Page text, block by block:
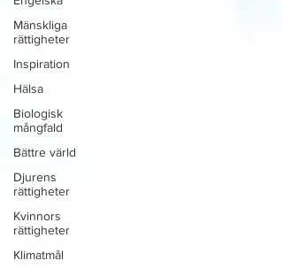
Mänskliga
rättigheter
Inspiration
Hälsa
Biologisk
mångfald
Bättre värld
Djurens
rättigheter
Kvinnors
rättigheter
Klimatmål